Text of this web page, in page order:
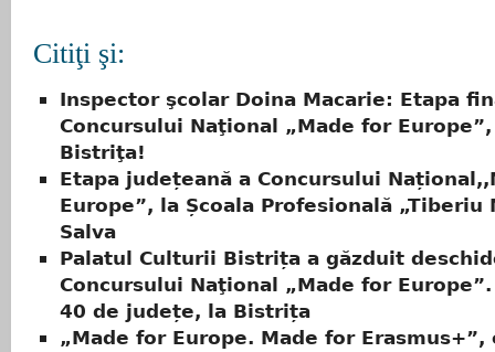
Citiţi şi:
Inspector şcolar Doina Macarie: Etapa
Concursului Naţional „Made for
Bistriţa!
Etapa județeană a Concursului
Europe”, la Școala Profesională „Tiberiu
Salva
Palatul Culturii Bistrița a găzduit
Concursului Naţional „Made for
40 de județe, la Bistrița
„Made for Europe. Made for